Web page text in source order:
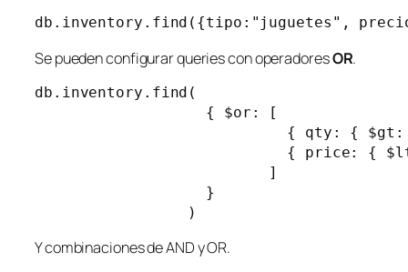
db.inventory.find({tipo:"juguetes",
Se pueden configurar queries con operadoresOR.
db.inventory.find(
                   { $or: [
{ qty: {
{ price: {
                          ]
                   }
                 )
Y combinaciones de AND y OR.